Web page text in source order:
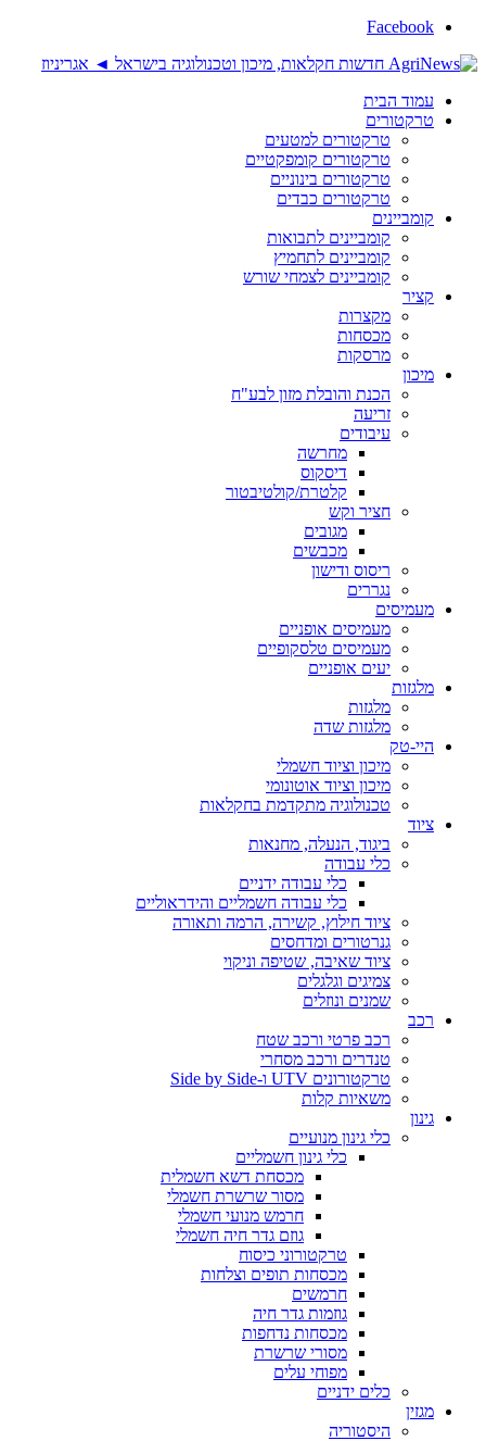
Facebook
עמוד הבית
טרקטורים
טרקטורים למטעים
טרקטורים קומפקטיים
טרקטורים בינוניים
טרקטורים כבדים
קומביינים
קומביינים לתבואות
קומביינים לתחמיץ
קומביינים לצמחי שורש
קציר
מקצרות
מכסחות
מרסקות
מיכון
הכנת והובלת מזון לבע"ח
זריעה
עיבודים
מחרשה
דיסקוס
קלטרת/קולטיבטור
חציר וקש
מגובים
מכבשים
ריסוס ודישון
נגררים
מעמיסים
מעמיסים אופניים
מעמיסים טלסקופיים
יעים אופניים
מלגזות
מלגזות
מלגזות שדה
היי-טק
מיכון וציוד חשמלי
מיכון וציוד אוטונומי
טכנולוגיה מתקדמת בחקלאות
ציוד
ביגוד, הנעלה, מחנאות
כלי עבודה
כלי עבודה ידניים
כלי עבודה חשמליים והידראוליים
ציוד חילוץ, קשירה, הרמה ותאורה
גנרטורים ומדחסים
ציוד שאיבה, שטיפה וניקוי
צמיגים וגלגלים
שמנים ונוזלים
רכב
רכב פרטי ורכב שטח
טנדרים ורכב מסחרי
טרקטורונים UTV ו-Side by Side
משאיות קלות
גינון
כלי גינון מנועיים
כלי גינון חשמליים
מכסחת דשא חשמלית
מסור שרשרת חשמלי
חרמש מנועי חשמלי
גוזם גדר חיה חשמלי
טרקטורוני כיסוח
מכסחות תופים וצלחות
חרמשים
גוזמות גדר חיה
מכסחות נדחפות
מסורי שרשרת
מפוחי עלים
כלים ידניים
מגזין
היסטוריה